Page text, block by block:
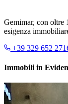
Gemimar, con oltre
esigenza
+39 329 652
Immobili in